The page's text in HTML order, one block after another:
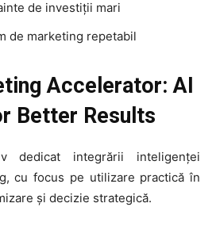
de investiții mari
de marketing repetabil
Accelerator: AI
Better Results
dedicat integrării inteligenței
cu focus pe utilizare practică în
și decizie strategică.